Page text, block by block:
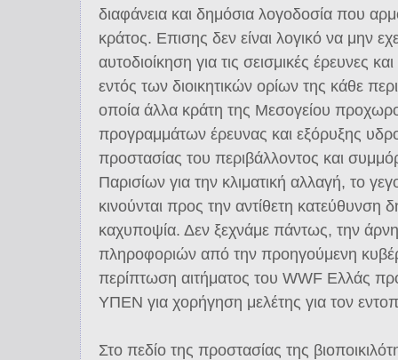
διαφάνεια και δημόσια λογοδοσία που
κράτος. Επισης δεν είναι λογικό να μην
αυτοδιοίκηση για τις σεισμικές έρευνες
εντός των διοικητικών ορίων της κάθε
οποία άλλα κράτη της Μεσογείου
προγραμμάτων έρευνας και εξόρυξης
προστασίας του περιβάλλοντος και
Παρισίων για την κλιματική αλλαγή, το
κινούνται προς την αντίθετη κατεύθυνση
καχυποψία. Δεν ξεχνάμε πάντως, την
πληροφοριών από την προηγούμενη
περίπτωση αιτήματος του WWF Ελλάς
ΥΠΕΝ για χορήγηση μελέτης για τον
Στο πεδίο της προστασίας της